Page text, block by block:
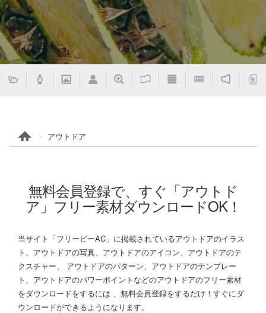
アウトドア
無料会員登録で、すぐ「アウトド
ア」フリー素材ダウンロードOK！
当サイト「フリービーAC」に掲載されているアウトドアのイラス
ト、アウトドアの写真、アウトドアのアイコン、アウトドアのテ
クスチャー、 アウトドアのパターン、アウトドアのテンプレー
ト、アウトドアのパワーポイントなどのアウトドアのフリー素材
をダウンロードをするには 、無料会員登録をするだけ！すぐにダ
ウンロードができるようになります。